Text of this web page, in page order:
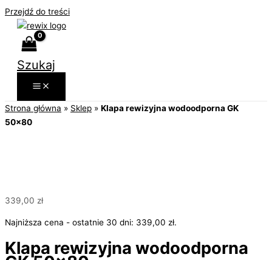
Przejdź do treści
Szukaj
Strona główna » Sklep » Klapa rewizyjna wodoodporna GK
50×80
339,00 zł
Najniższa cena - ostatnie 30 dni: 339,00 zł.
Klapa rewizyjna wodoodporna